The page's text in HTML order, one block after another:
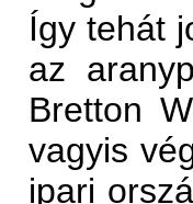
Így tehát
az
Bretton
vagyis
ipari